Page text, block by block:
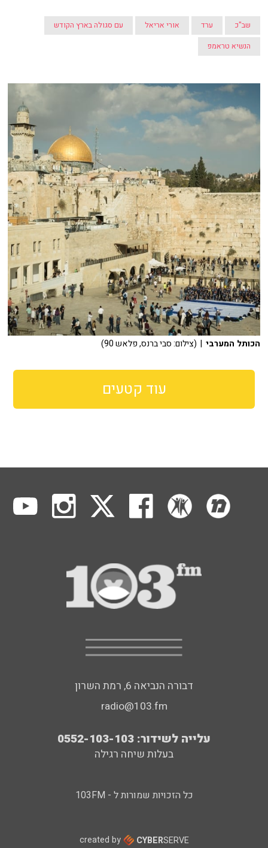
שב"כ ערד אורי אריאל
עם סגולה בארץ הקודש
הנשיא טראמפ
הכותל המערבי | (צילום: סבי ברנס, פלאש 90)
עוד קטעים
דבורה הנביאה 6, רמת השרון
radio@103.fm
עלייה לשידור: 0552-103-103
בעלות שיחה רגילה
כל הזכויות שמורות ל - 103FM
created by CYBERSERVE